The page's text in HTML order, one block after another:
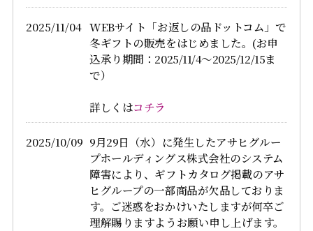
2025/11/04 WEBサイト「お返しの品ドットコム」で
冬ギフトの販売をはじめました。(お申
込承り期間：2025/11/4～2025/12/15ま
で）
詳しくはコチラ
2025/10/09 9月29日（水）に発生したアサヒグルー
プホールディングス株式会社のシステム
障害により、ギフトカタログ掲載のアサ
ヒグループの一部商品が欠品しておりま
す。ご迷惑をおかけいたしますが何卒ご
理解賜りますようお願い申し上げます。